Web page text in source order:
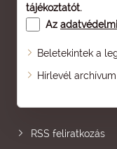
tájékoztatót.
Az
Beletekintek a
Hírlevél archívum
Oldaltérkép
RSS feliratkozás